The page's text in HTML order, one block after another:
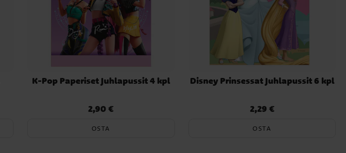
K-Pop Paperiset Juhlapussit 4 kpl
Hinta:2,90 €
2,90 €
OSTA
Disney Prinsessat Juhlapussit 6 kpl
Hinta:2,29 €
2,29 €
OSTA